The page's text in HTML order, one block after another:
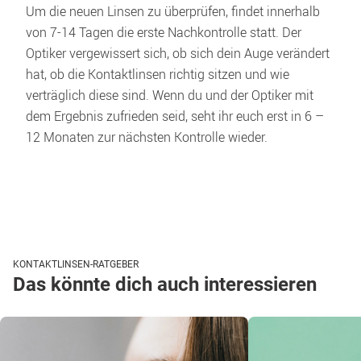
Um die neuen Linsen zu überprüfen, findet innerhalb
von 7-14 Tagen die erste Nachkontrolle statt. Der
Optiker vergewissert sich, ob sich dein Auge verändert
hat, ob die Kontaktlinsen richtig sitzen und wie
verträglich diese sind. Wenn du und der Optiker mit
dem Ergebnis zufrieden seid, seht ihr euch erst in 6 –
KONTAKTLINSEN-RATGEBER
Das könnte dich auch interessieren